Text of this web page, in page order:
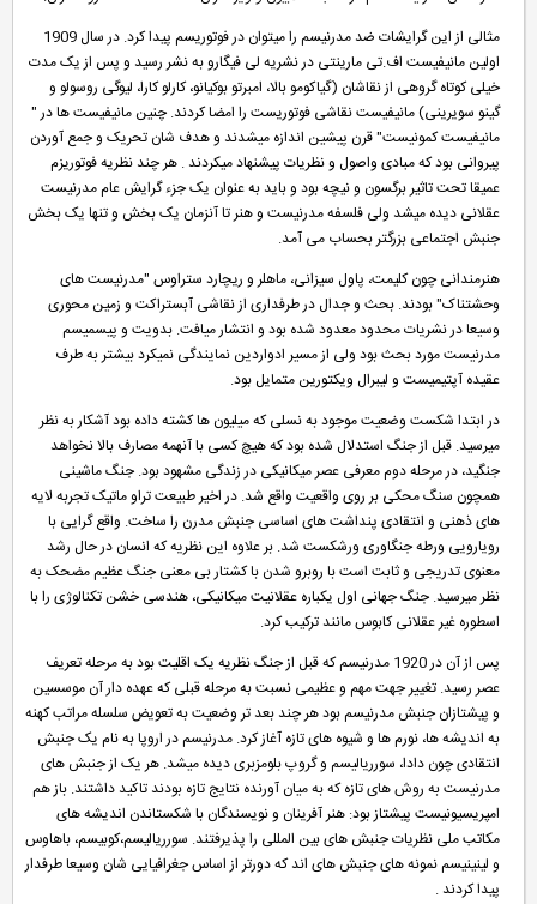
مثالی از این گرایشات ضد مدرنیسم را میتوان در فوتوریسم پیدا کرد. در سال 1909
اولین مانیفیست اف.تی مارینتی در نشریه لی فیگارو به نشر رسید و پس از یک مدت
خیلی کوتاه گروهی از نقاشان (گیاکومو بالا، امبرتو بوکیانو، کارلو کارا، لیوگی روسولو و
گینو سویرینی) مانیفیست نقاشی فوتوریست را امضا کردند. چنین مانیفیست ها در "
مانیفیست کمونیست" قرن پیشین اندازه میشدند و هدف شان تحریک و جمع آوردن
پیروانی بود که مبادی واصول و نظریات پیشنهاد میکردند . هر چند نظریه فوتوریزم
عمیقا تحت تاثیر برگسون و نیچه بود و باید به عنوان یک جزء گرایش عام مدرنیست
عقلانی دیده میشد ولی فلسفه مدرنیست و هنر تا آنزمان یک بخش و تنها یک بخش
جنبش اجتماعی بزرگتر بحساب می آمد.
هنرمندانی چون کلیمت، پاول سیزانی، ماهلر و ریچارد ستراوس "مدرنیست های
وحشتناک" بودند. بحث و جدال در طرفداری از نقاشی آبستراکت و زمین محوری
وسیعا در نشریات محدود معدود شده بود و انتشار میافت. بدویت و پیسمیسم
مدرنیست مورد بحث بود ولی از مسیر ادواردین نمایندگی نمیکرد بیشتر به طرف
عقیده آپتیمیست و لیبرال ویکتورین متمایل بود.
در ابتدا شکست وضعیت موجود به نسلی که میلیون ها کشته داده بود آشکار به نظر
میرسید. قبل از جنگ استدلال شده بود که هیچ کسی با آنهمه مصارف بالا نخواهد
جنگید، در مرحله دوم معرفی عصر میکانیکی در زندگی مشهود بود. جنگ ماشینی
همچون سنگ محکی بر روی واقعیت واقع شد. در اخیر طبیعت تراو ماتیک تجربه لایه
های ذهنی و انتقادی پنداشت های اساسی جنبش مدرن را ساخت. واقع گرایی با
رویارویی ورطه جنگاوری ورشکست شد. بر علاوه این نظریه که انسان در حال رشد
معنوی تدریجی و ثابت است با روبرو شدن با کشتار بی معنی جنگ عظیم مضحک به
نظر میرسید. جنگ جهانی اول یکباره عقلانیت میکانیکی، هندسی خشن تکنالوژی را با
اسطوره غیر عقلانی کابوس مانند ترکیب کرد.
پس از آن در 1920 مدرنیسم که قبل از جنگ نظریه یک اقلیت بود به مرحله تعریف
عصر رسید. تغییر جهت مهم و عظیمی نسبت به مرحله قبلی که عهده دار آن موسسین
و پیشتازان جنبش مدرنیسم بود هر چند بعد تر وضعیت به تعویض سلسله مراتب کهنه
به اندیشه ها، نورم ها و شیوه های تازه آغاز کرد. مدرنیسم در اروپا به نام یک جنبش
انتقادی چون دادا، سورریالیسم و گروپ بلومزبری دیده میشد. هر یک از جنبش های
مدرنیست به روش های تازه که به میان آورنده نتایج تازه بودند تاکید داشتند. باز هم
امپریسیونیست پیشتاز بود: هنر آفرینان و نویسندگان با شکستاندن اندیشه های
مکاتب ملی نظریات جنبش های بین المللی را پذیرفتند. سورریالیسم،کوبیسم، باهاوس
و لینینیسم نمونه های جنبش های اند که دورتر از اساس جغرافیایی شان وسیعا طرفدار
پیدا کردند .